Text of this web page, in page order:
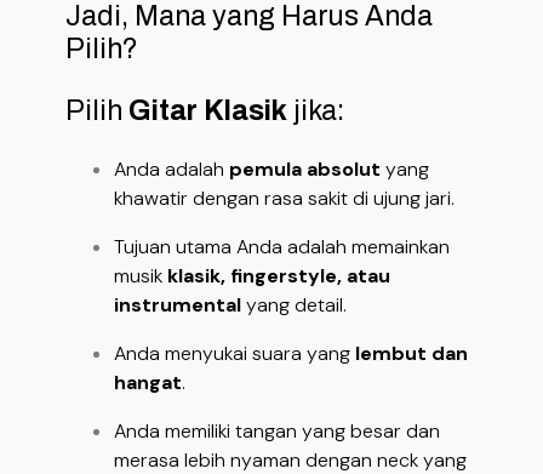
Jadi, Mana yang Harus Anda
Pilih?
Pilih Gitar Klasik jika:
Anda adalah pemula absolut yang
khawatir dengan rasa sakit di ujung jari.
Tujuan utama Anda adalah memainkan
musik klasik, fingerstyle, atau
instrumentalyang detail.
Anda menyukai suara yang lembut dan
hangat.
Anda memiliki tangan yang besar dan
merasa lebih nyaman dengan neck yang